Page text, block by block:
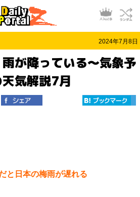
2024年7月8日
が降っている～気象予
気解説7月
と日本の梅雨が遅れる